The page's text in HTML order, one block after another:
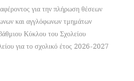
για την πλήρωση θέσεων
και αγγλόφωνων τμημάτων
Κύκλου του Σχολείου
για το σχολικό έτος 2026-2027